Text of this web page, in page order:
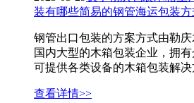
装有哪些简易的钢管海运包装方
钢管出口包装的方案方式由勒
国内大型的木箱包装企业，拥
可提供各类设备的木箱包装解
查看详情>>